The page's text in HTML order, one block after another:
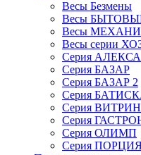
Весы Безмены
Весы
Весы
Весы серии
Серия АЛЕКСА
Серия БАЗАР
Серия БАЗАР 2
Серия
Серия
Серия
Серия ОЛИМП
Серия